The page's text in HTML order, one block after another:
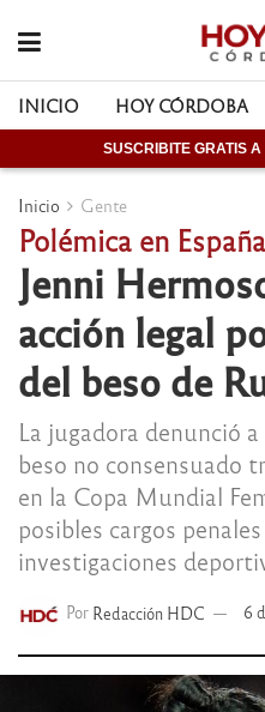
INICIO HOY CÓRDOBA
SUSCRIBITE GRATIS
Inicio Gente
Polémica en España
Jenni
acción legal
del beso de
La jugadora denunció
beso no consensuado
en la Copa Mundial
posibles cargos
investigaciones
Por Redacción HDC 6